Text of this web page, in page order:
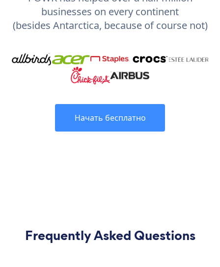
businesses on every continent
(besides Antarctica, because of course not)
Начать бесплатно
Frequently Asked Questions